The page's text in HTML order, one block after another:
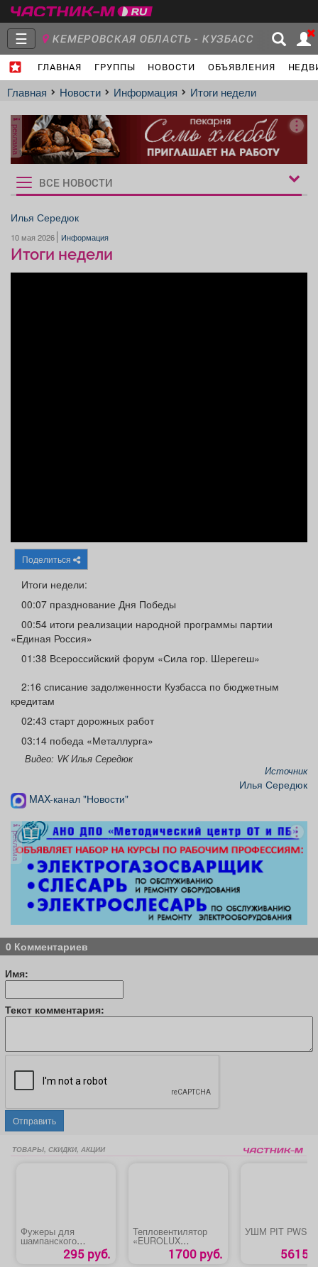
☰ КЕМЕРОВСКАЯ ОБЛАСТЬ - КУЗБАСС
МЕЖДУРЕЧЕНСК- Ваш город?
ГЛАВНАЯ ГРУППЫ НОВОСТИ ОБЪЯВЛЕНИЯ
Главная
Группы
Объявления Недвижимость Услуги
Работа
Главная Новости Информация Итоги недели
реклама
Рукбрики
новостей
ВСЕ НОВОСТИ
Илья Середюк
10 мая 2026 Информация
Итоги недели
Поделиться
Итоги недели:
00:07 празднование Дня Победы
00:54 итоги реализации народной программы партии
«Единая Россия»
01:38 Всероссийский форум «Сила гор. Шерегеш»
2:16 списание задолженности Кузбасса по бюджетным
кредитам
02:43 старт дорожных работ
03:14 победа «Металлурга»
Видео: VK Илья Середюк
Источник
Илья Середюк
MAX-канал "Новости"
реклама
0 Комментариев
Имя:
Текст комментария:
Отправить
ТОВАРЫ, СКИДКИ, АКЦИИ
Фужеры для
шампанского
«КЛАССИК»295 руб.
Тепловентилятор
«EUROLUX
ТВК-1EU»1700 руб.
УШМ PIT
5615